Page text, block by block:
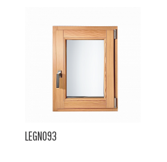
LEGNO93